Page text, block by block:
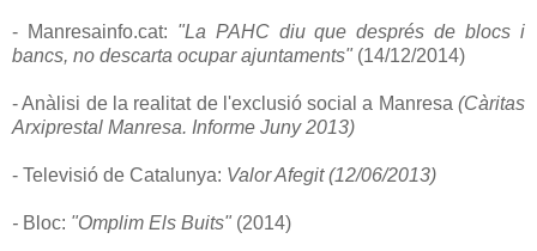
- Manresainfo.cat: "La PAHC diu que després de blocs i
bancs, no descarta ocupar ajuntaments" (14/12/2014)
- Anàlisi de la realitat de l'exclusió social a Manresa (Càritas
Arxiprestal Manresa. Informe Juny 2013)
- Televisió de Catalunya: Valor Afegit (12/06/2013)
- Bloc: "Omplim Els Buits" (2014)